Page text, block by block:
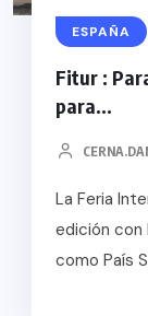
ESPAÑA
Fitur :
para...
La Feria
edición con
como País